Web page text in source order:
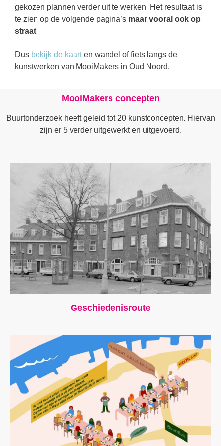
gekozen plannen verder uit te werken. Het resultaat is
te zien op de volgende pagina’s maar vooral ook op
straat!
Dus bekijk de kaarten wandel of fiets langs de
kunstwerken van MooiMakers in Oud Noord.
MooiMakers concepten
Buurtonderzoek heeft geleid tot 20 kunstconcepten. Hiervan
zijn er 5 verder uitgewerkt en uitgevoerd.
Geschiedenisroute